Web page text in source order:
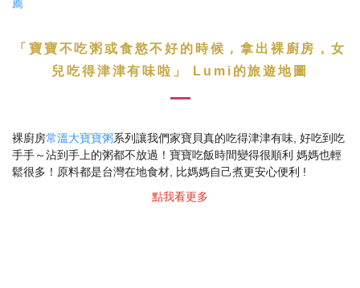
「 寶寶不吃粥或食慾不好的時候 ，拿出裸廚房 ，女
兒吃得津津有味 啦 」 Lumi的旅遊地圖
裸廚房常溫大寶寶粥系列讓我們家寶貝真的吃得津津有味, 好吃到吃
手手～沾到手上的粥都不放過！ 寶寶吃飯時間變得很順利 媽媽也輕
鬆很多！ 原料都是台灣在地食材, 比媽媽自己煮更安心便利 !
點我看更多